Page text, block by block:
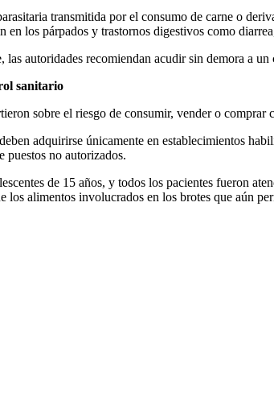
transmitida por el consumo de carne o
en los párpados y trastornos digestivos como
autoridades recomiendan acudir sin demora a
sanitario
sobre el riesgo de consumir, vender o comprar
adquirirse únicamente en establecimientos
puestos no autorizados.
de 15 años, y todos los pacientes fueron
los alimentos involucrados en los brotes que aún